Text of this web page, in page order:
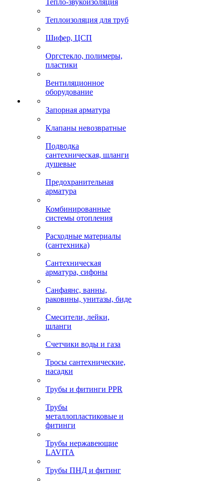
Тепло-звукоизоляция
Теплоизоляция для труб
Шифер, ЦСП
Оргстекло, полимеры,
пластики
Вентиляционное
оборудование
Запорная арматура
Клапаны невозвратные
Подводка
сантехническая, шланги
душевые
Предохранительная
арматура
Комбинированные
системы отопления
Расходные материалы
(сантехника)
Сантехническая
арматура, сифоны
Санфаянс, ванны,
раковины, унитазы, биде
Смесители, лейки,
шланги
Счетчики воды и газа
Тросы сантехнические,
насадки
Трубы и фитинги PPR
Трубы
металлопластиковые и
фитинги
Трубы нержавеющие
LAVITA
Трубы ПНД и фитинг